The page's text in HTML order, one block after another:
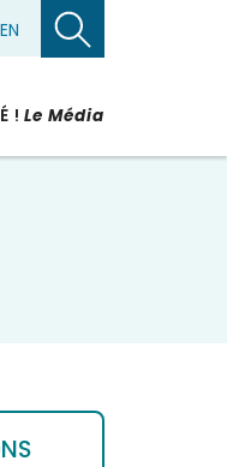
EN
!Le Média